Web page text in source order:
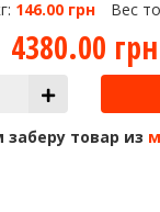
146.00 грн Вес
4380.00 грн
заберу товар из